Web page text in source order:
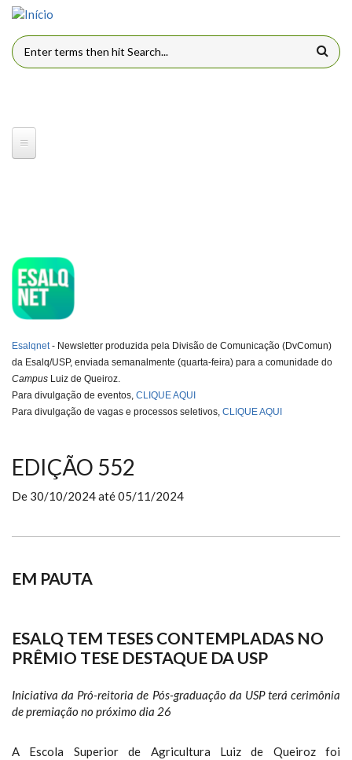
Pular para o conteúdo principal
FORMULÁRIO DE BUSCA
ESQLNET
Esalqnet- Newsletter produzida pela Divisão de Comunicação (DvComun)
da Esalq/USP, enviada semanalmente (quarta-feira) para a comunidade do
Campus Luiz de Queiroz.
Para divulgação de eventos, CLIQUE AQUI
Para divulgação de vagas e processos seletivos, CLIQUE AQUI
EDIÇÃO 552
De 30/10/2024até05/11/2024
EM PAUTA
ESALQ TEM TESES CONTEMPLADAS NO
PRÊMIO TESE DESTAQUE DA USP
Iniciativa da Pró-reitoria de Pós-graduação da USP terá cerimônia
de premiação no próximo dia 26
A Escola Superior de Agricultura Luiz de Queiroz foi